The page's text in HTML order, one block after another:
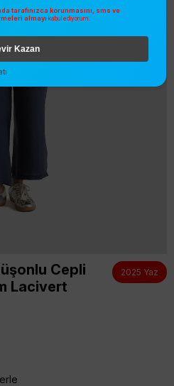
Cepli
Lacivert
2025 Yaz
tarafınızca korunmasını, sms ve
almayı kabul ediyorum.
Kazan